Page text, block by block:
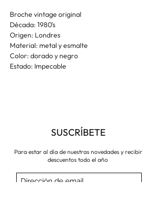
Broche vintage original
Década: 1980's
Origen: Londres
Material: metal y esmalte
Color: dorado y negro
Estado: Impecable
SUSCRÍBETE
Para estar al día de nuestras novedades y recibir
descuentos todo el año